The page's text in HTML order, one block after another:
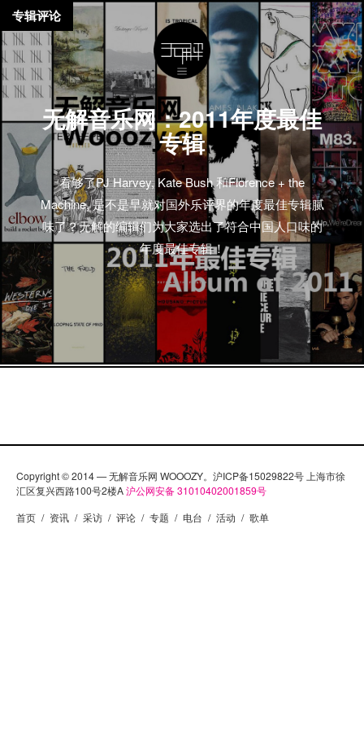
无解音乐网：2011年度最佳
专辑
看够了PJ Harvey, Kate Bush 和Florence + the
Machine, 是不是早就对国外乐评界的年度最佳专辑腻
味了？无解的编辑们为大家选出了符合中国人口味的
年度最佳专辑！
专辑评论
Copyright © 2014 — 无解音乐网 WOOOZY。沪ICP备15029822号 上海市徐
汇区复兴西路100号2楼A沪公网安备 31010402001859号
首页 / 资讯 / 采访 / 评论 / 专题 / 电台 / 活动 / 歌单